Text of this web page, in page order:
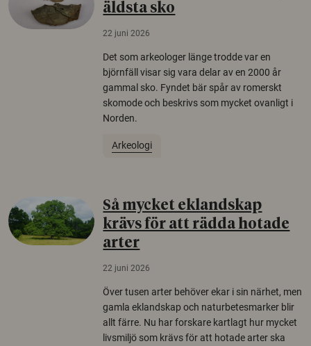
äldsta sko
22 juni 2026
Det som arkeologer länge trodde var en
björnfäll visar sig vara delar av en 2000 år
gammal sko. Fyndet bär spår av romerskt
skomode och beskrivs som mycket ovanligt i
Norden.
Arkeologi
Så mycket eklandskap
krävs för att rädda hotade
arter
22 juni 2026
Över tusen arter behöver ekar i sin närhet, men
gamla eklandskap och naturbetesmarker blir
allt färre. Nu har forskare kartlagt hur mycket
livsmiljö som krävs för att hotade arter ska